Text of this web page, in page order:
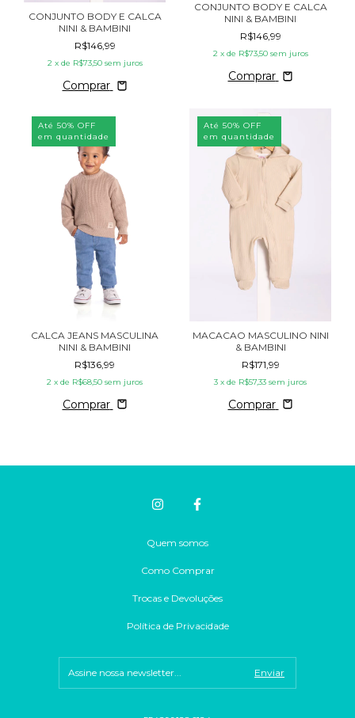
CONJUNTO BODY E CALCA
NINI & BAMBINI
R$146,99
2 x de R$73,50 sem juros
Comprar
CONJUNTO BODY E CALCA
NINI & BAMBINI
R$146,99
2 x de R$73,50 sem juros
Comprar
Até 50% OFF
em quantidade
CALCA JEANS MASCULINA
NINI & BAMBINI
R$136,99
2 x de R$68,50 sem juros
Comprar
Até 50% OFF
em quantidade
MACACAO MASCULINO NINI
& BAMBINI
R$171,99
3 x de R$57,33 sem juros
Comprar
Quem somos
Como Comprar
Trocas e Devoluções
Política de Privacidade